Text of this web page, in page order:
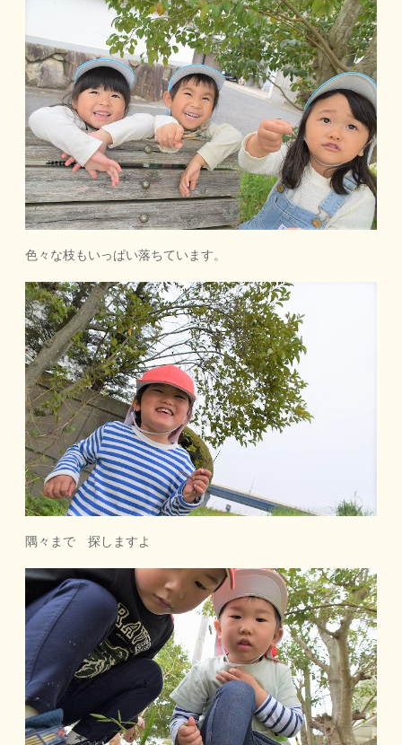
色々な枝もいっぱい落ちています。
隅々まで 探しますよ